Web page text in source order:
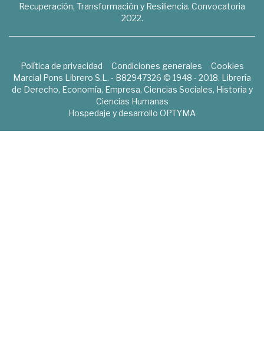
Recuperación, Transformación y Resiliencia. Convocatoria
2022.
Política de privacidad Condiciones generales
Cookies
Marcial Pons Librero S.L. - B82947326 © 1948 - 2018. Librería
de Derecho, Economía, Empresa, Ciencias Sociales, Historia y
Ciencias Humanas
Hospedaje y desarrollo OPTYMA